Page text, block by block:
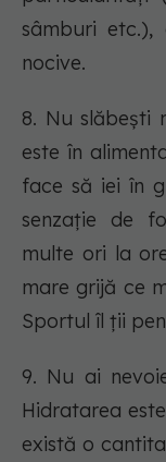
sâmburi
nocive.
8. Nu slăbești
este în
face să iei în
senzație de
multe ori la
mare grijă ce
Sportul îl ții
9. Nu ai
Hidratarea
există o